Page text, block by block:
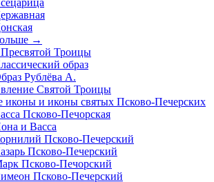
→
Троицы
образ
Рублёва А.
Святой Троицы
иконы и иконы святых Псково-Печерских
Псково-Печорская
и Васса
Псково-Печерский
Псково-Печерский
Псково-Печорский
Псково-Печерский